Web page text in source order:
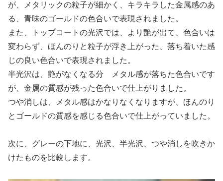
が、メタリックの粒子が細かく、キラキラした金属感のあ
る、青味のゴールドの色合いで表現されました。
また、トップコートの光沢では、より艶が出て、色合いは
変わらず、ほんのりと粒子が浮き上がった、落ち着いた感
じの良い色合いで表現されました。
半光沢は、艶がなくなる分 メタル感が落ちた色合いです
が、金属の質感が残った色合いで仕上がりました。
つや消しは、メタル感はかなりなくなりますが、ほんのり
とゴールドの質感を感じる色合いで仕上がっていました。
次に、グレーの下地に、光沢、半光沢、つや消しを吹きか
けたものを比較します。